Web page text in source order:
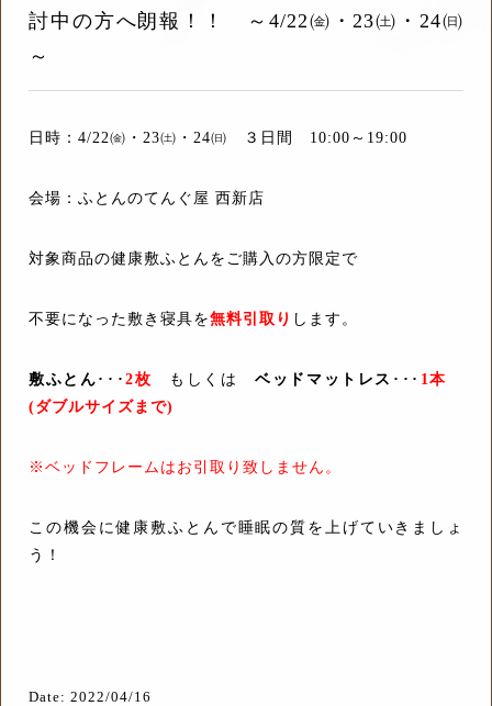
討中の方へ朗報！！ ～4/22㈮・23㈯・24㈰
～
日時：4/22㈮・23㈯・24㈰ ３日間 10:00～19:00
会場：ふとんのてんぐ屋 西新店
対象商品の健康敷ふとんをご購入の方限定で
不要になった敷き寝具を無料引取り します。
敷ふとん ･･･2枚 もしくはベッドマットレス ･･･ 1本
(ダブルサイズまで)
※ベッドフレームはお引取り致しません。
この機会に健康敷ふとんで睡眠の質を上げていきましょ
う！
Date: 2022/04/16